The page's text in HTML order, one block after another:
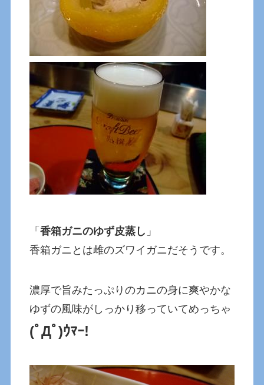
「香箱ガニのゆず皮蒸し 」
香箱ガニとは雌のズワイガニだそうです。
濃厚で旨みたっぷりのカニの身に爽やかな
ゆずの風味がしっかり移っていてめっちゃ
(ﾟДﾟ)ｳﾏｰ!